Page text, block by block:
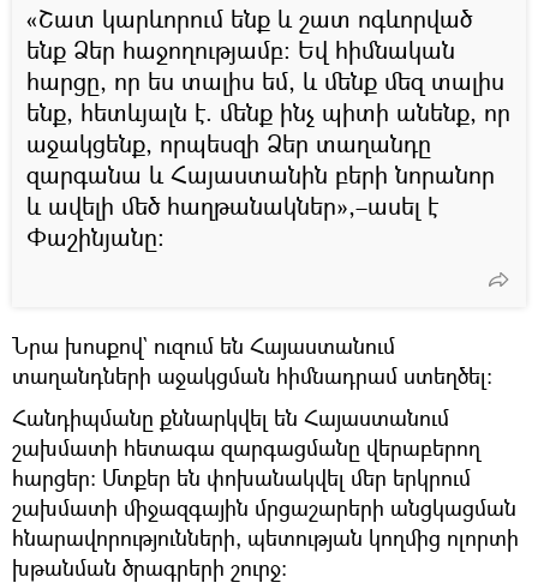
«Շատ կարևորում ենք և շատ ոգևորված
ենք Ձեր հաջողությամբ: Եվ հիմնական
հարցը, որ ես տալիս եմ, և մենք մեզ տալիս
ենք, հետևյալն է. մենք ինչ պիտի անենք, որ
աջակցենք, որպեսզի Ձեր տաղանդը
զարգանա և Հայաստանին բերի նորանոր
և ավելի մեծ հաղթանակներ»,–ասել է
Փաշինյանը։
Նրա խոսքով` ուզում են Հայաստանում
տաղանդների աջակցման հիմնադրամ ստեղծել:
Հանդիպմանը քննարկվել են Հայաստանում
շախմատի հետագա զարգացմանը վերաբերող
հարցեր: Մտքեր են փոխանակվել մեր երկրում
շախմատի միջազգային մրցաշարերի անցկացման
հնարավորությունների, պետության կողմից ոլորտի
խթանման ծրագրերի շուրջ: